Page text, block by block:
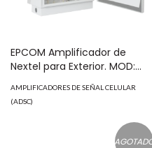
EPCOM Amplificador de
Nextel para Exterior. MOD:
AMPLIFICADORES DE SEÑAL CELULAR
(ADSC)